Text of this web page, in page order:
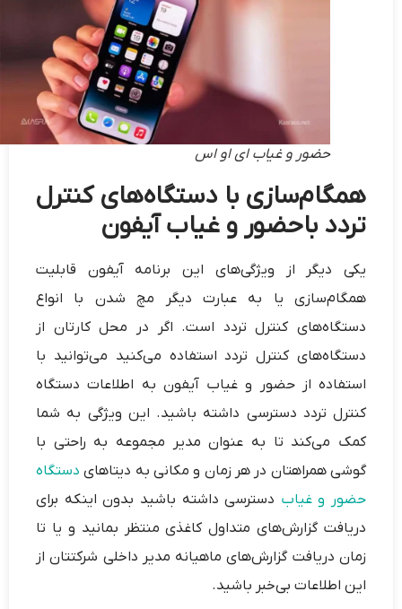
حضور و غیاب ای او اس
همگام‌سازی با دستگاه‌های کنترل
تردد باحضور و غیاب آیفون
یکی دیگر از ویژگی‌های این برنامه آيفون قابلیت
همگام‌سازی یا به عبارت دیگر مچ شدن با انواع
دستگاه‌های کنترل تردد است. اگر در محل کارتان از
دستگاه‌های کنترل تردد استفاده می‌کنید می‌توانید با
استفاده از حضور و غیاب آیفون به اطلاعات دستگاه
کنترل تردد دسترسی داشته باشید. این ویژگی به شما
کمک می‌کند تا به عنوان مدیر مجموعه به راحتی با
گوشی همراهتان در هر زمان و مکانی به دیتاهای دستگاه
حضور و غیاب دسترسی داشته باشید بدون اینکه برای
دریافت گزارش‌های متداول کاغذی منتظر بمانید و یا تا
زمان دریافت گزارش‌های ماهیانه مدیر داخلی شرکتتان از
این اطلاعات بی‌خبر باشید.